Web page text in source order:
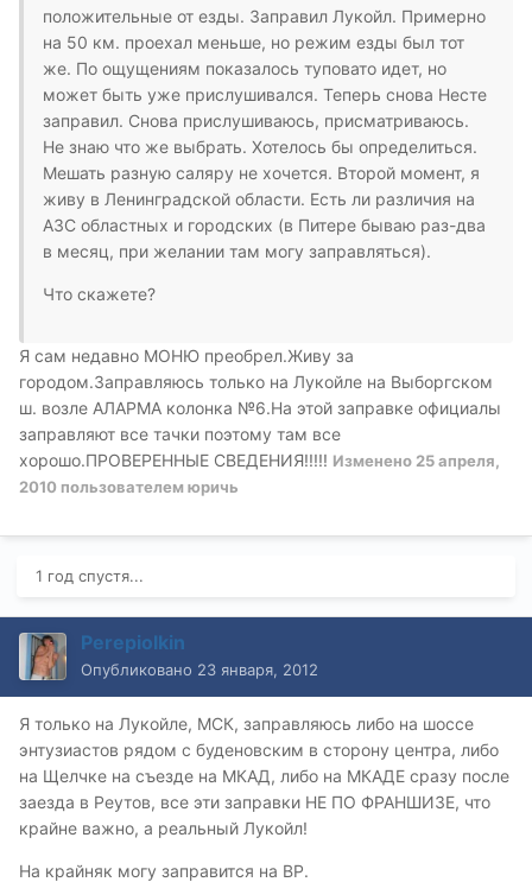
положительные от езды. Заправил Лукойл. Примерно
на 50 км. проехал меньше, но режим езды был тот
же. По ощущениям показалось туповато идет, но
может быть уже прислушивался. Теперь снова Несте
заправил. Снова прислушиваюсь, присматриваюсь.
Не знаю что же выбрать. Хотелось бы определиться.
Мешать разную саляру не хочется. Второй момент, я
живу в Ленинградской области. Есть ли различия на
АЗС областных и городских (в Питере бываю раз-два
в месяц, при желании там могу заправляться).
Что скажете?
Я сам недавно МОНЮ преобрел.Живу за
городом.Заправляюсь только на Лукойле на Выборгском
ш. возле АЛАРМА колонка №6.На этой заправке официалы
заправляют все тачки поэтому там все
хорошо.ПРОВЕРЕННЫЕ СВЕДЕНИЯ!!!!! Изменено 25 апреля,
2010 пользователем юричь
1 год спустя...
Perepiolkin
Опубликовано 23 января, 2012
Я только на Лукойле, МСК, заправляюсь либо на шоссе
энтузиастов рядом с буденовским в сторону центра, либо
на Щелчке на съезде на МКАД, либо на МКАДЕ сразу после
заезда в Реутов, все эти заправки НЕ ПО ФРАНШИЗЕ, что
крайне важно, а реальный Лукойл!
На крайняк могу заправится на BP.